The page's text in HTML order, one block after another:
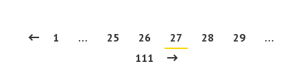
1 … 25 26 27 28 29
…
111